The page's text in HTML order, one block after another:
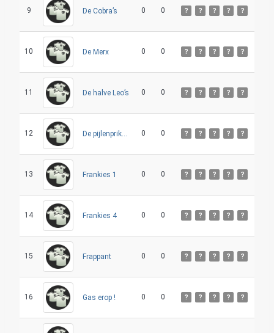
9 De Cobra’s 0 0 ? ? ? ? ?
10 De Merx 0 0 ? ? ? ? ?
11 De halve Leo’s 0 0 ? ? ? ? ?
12 0 0 ? ? ? ? ?
13 Frankies 1 0 0 ? ? ? ? ?
14 Frankies 4 0 0 ? ? ? ? ?
15 Frappant 0 0 ? ? ? ? ?
16 Gas erop ! 0 0 ? ? ? ? ?